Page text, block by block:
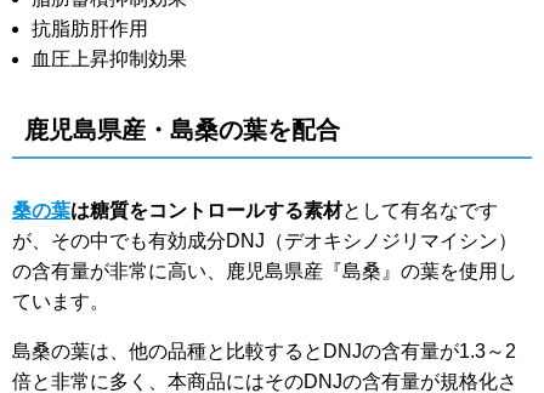
抗脂肪肝作用
血圧上昇抑制効果
鹿児島県産・島桑の葉を配合
桑の葉は糖質をコントロールする素材として有名なです
が、その中でも有効成分DNJ（デオキシノジリマイシン）
の含有量が非常に高い、鹿児島県産『島桑』の葉を使用し
ています。
島桑の葉は、他の品種と比較するとDNJの含有量が1.3～2
倍と非常に多く、本商品にはそのDNJの含有量が規格化さ